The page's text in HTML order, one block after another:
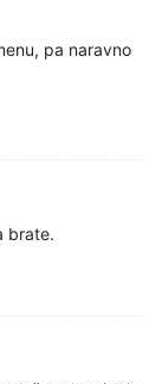
pa naravno
brate.